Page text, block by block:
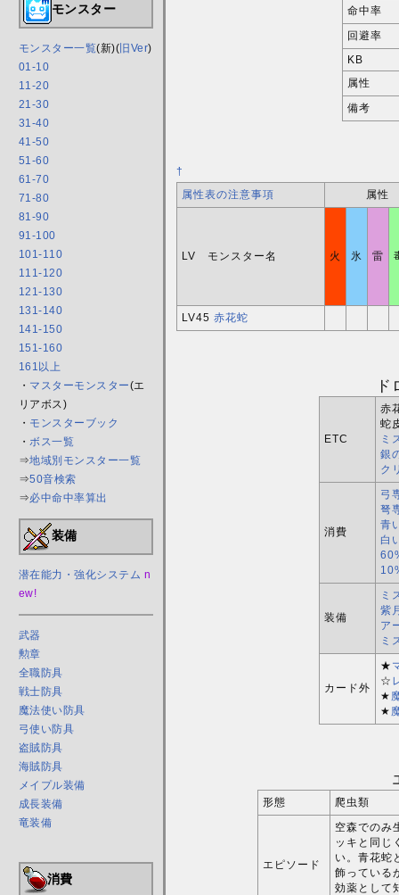
モンスター
モンスター一覧(新)( 旧Ver)
01-10
11-20
21-30
31-40
41-50
51-60
61-70
71-80
81-90
91-100
101-110
111-120
121-130
131-140
141-150
151-160
161以上
・ マスターモンスター(エ
リアボス)
・ モンスターブック
・ ボス一覧
⇒地域別モンスター一覧
⇒50音検索
⇒必中命中率算出
装備
潜在能力・強化システム n
ew!
武器
勲章
全職防具
戦士防具
魔法使い防具
弓使い防具
盗賊防具
海賊防具
メイプル装備
成長装備
竜装備
消費
命中率
回避率
KB
属性
備考
†
属性表の注意事項
属性
LV モンスター名 火 氷 雷
LV45 赤花蛇
ETC
赤
蛇
ミ
銀
ク
消費
弓
弩
青
白
装備
ミ
紫
ア
ミ
カード外
★
☆
★
★
形態 爬虫類
エピソード
空森でのみ
ッキと同じ
い。青花蛇
飾っている
効薬として